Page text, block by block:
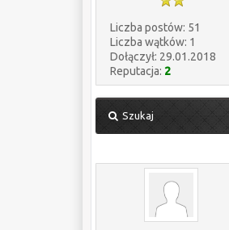
Liczba postów: 51
Liczba wątków: 1
Dołączył: 29.01.2018
Reputacja: 2
Szukaj